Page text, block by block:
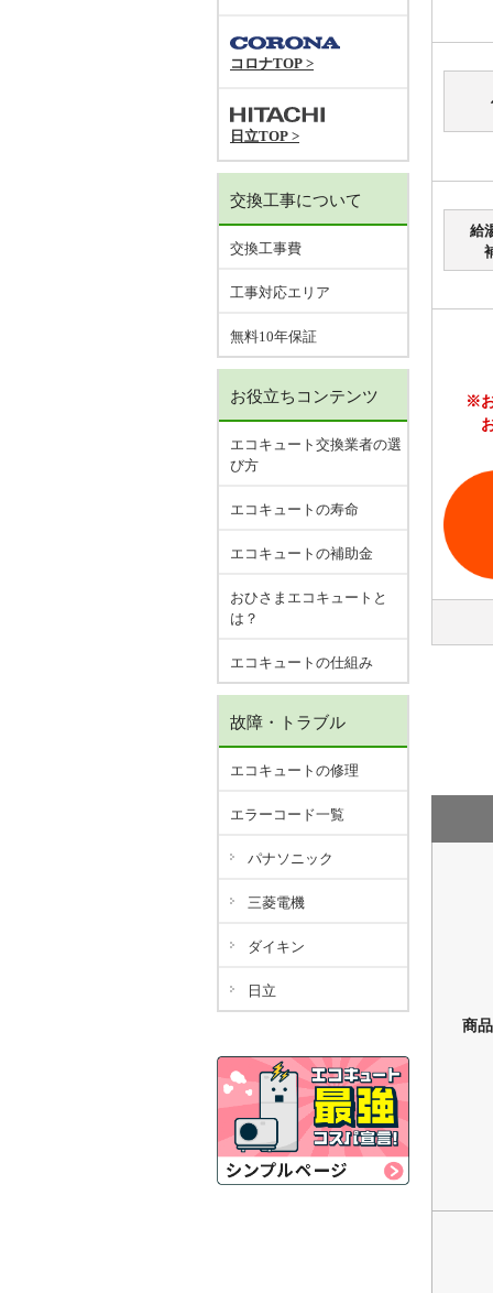
給
※
商
コロナTOP >
日立TOP >
交換工事について
交換工事費
工事対応エリア
無料10年保証
お役立ちコンテンツ
エコキュート交換業者の選
び方
エコキュートの寿命
エコキュートの補助金
おひさまエコキュートと
は？
エコキュートの仕組み
故障・トラブル
エコキュートの修理
エラーコード一覧
パナソニック
三菱電機
ダイキン
日立